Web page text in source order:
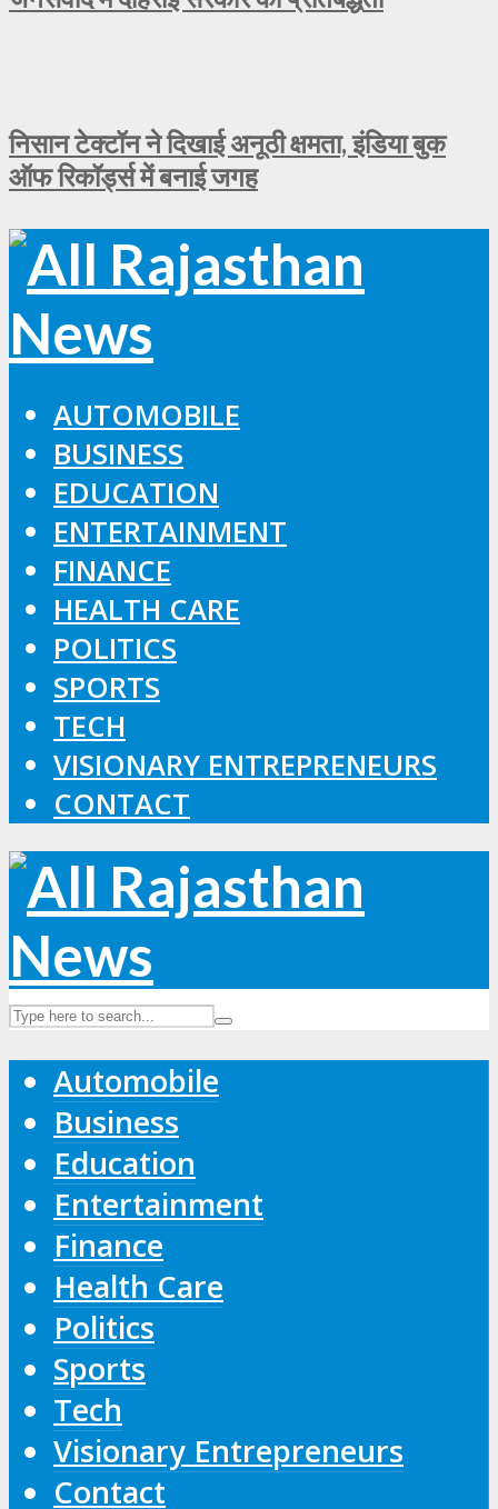
निसान टेक्टॉन ने दिखाई अनूठी क्षमता, इंडिया बुक
ऑफ रिकॉर्ड्स में बनाई जगह
AUTOMOBILE
BUSINESS
EDUCATION
ENTERTAINMENT
FINANCE
HEALTH CARE
POLITICS
SPORTS
TECH
VISIONARY ENTREPRENEURS
CONTACT
Automobile
Business
Education
Entertainment
Finance
Health Care
Politics
Sports
Tech
Visionary Entrepreneurs
Contact